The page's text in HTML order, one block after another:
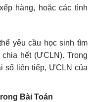
hàng, hoặc các tình
yêu cầu học sinh tìm
hết (ƯCLN). Trong
số liên tiếp, ƯCLN của
Bài Toán